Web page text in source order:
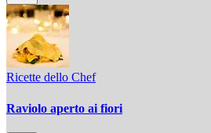
Ricette dello Chef
Raviolo aperto ai fiori